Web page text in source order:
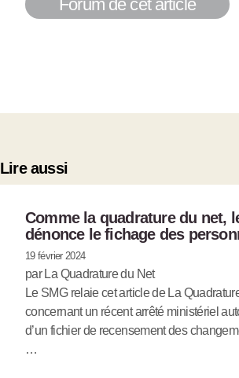
Forum de cet article
Lire aussi
Comme la quadrature du net,
dénonce le fichage des
19 février 2024
par La Quadrature du Net
Le SMG relaie cet article de La
concernant un récent arrêté ministériel
d’un fichier de recensement des
…